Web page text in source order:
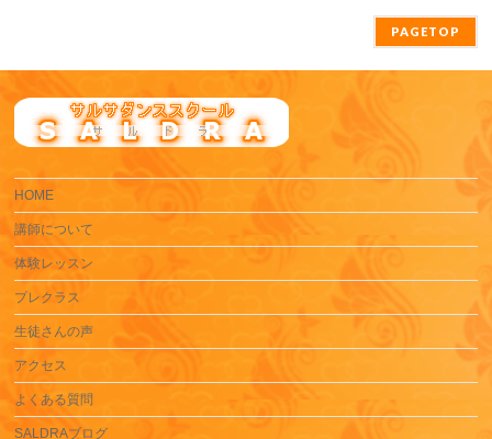
PAGETOP
HOME
講師について
体験レッスン
プレクラス
生徒さんの声
アクセス
よくある質問
SALDRAブログ